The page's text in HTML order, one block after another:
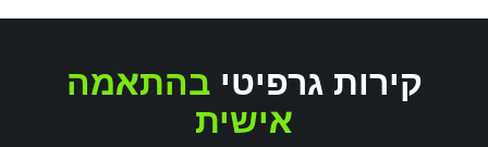
קירות גרפיטיבהתאמה
אישית